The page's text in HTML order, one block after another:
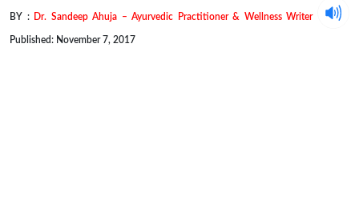
BY : Dr. Sandeep Ahuja – Ayurvedic Practitioner & Wellness Writer
Published: November 7, 2017